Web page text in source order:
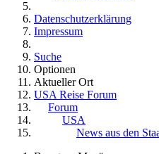
Datenschutzerklärung
Impressum
Suche
Optionen
Aktueller Ort
USA Reise Forum
Forum
USA
News aus den